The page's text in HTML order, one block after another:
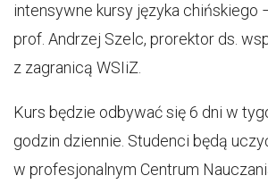
intensywne kursy języka chińskiego
prof. Andrzej Szelc, prorektor ds.
z zagranicą WSIiZ.
Kurs będzie odbywać się 6 dni w
godzin dziennie. Studenci będą
w profesjonalnym Centrum